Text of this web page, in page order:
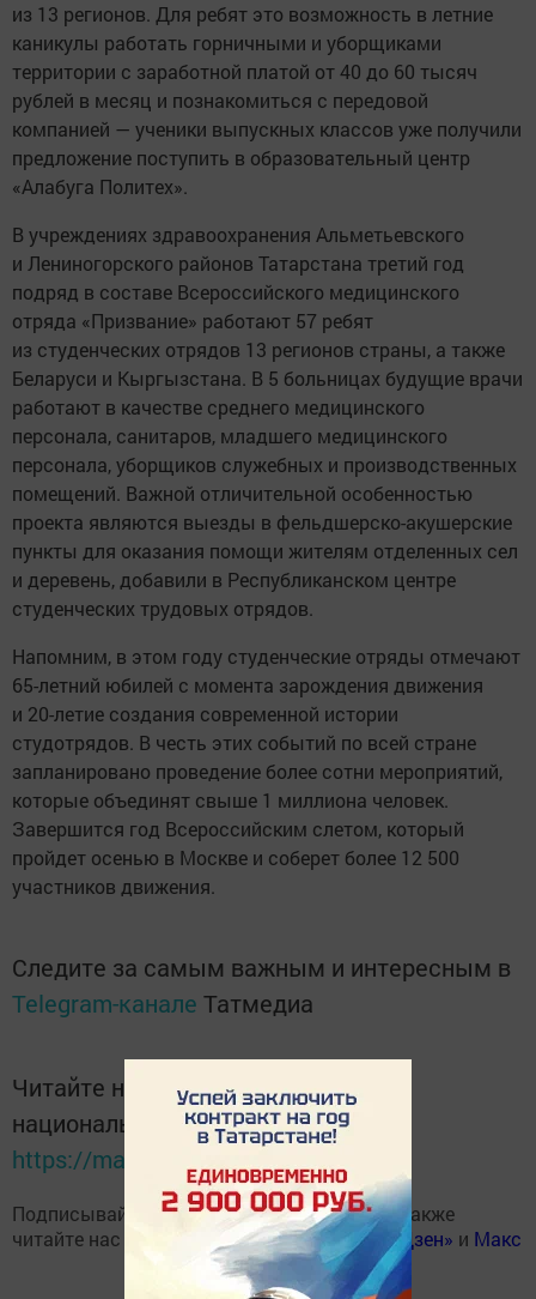
из 13 регионов. Для ребят это возможность в летние
каникулы работать горничными и уборщиками
территории с заработной платой от 40 до 60 тысяч
рублей в месяц и познакомиться с передовой
компанией — ученики выпускных классов уже получили
предложение поступить в образовательный центр
«Алабуга Политех».
В учреждениях здравоохранения Альметьевского
и Лениногорского районов Татарстана третий год
подряд в составе Всероссийского медицинского
отряда «Призвание» работают 57 ребят
из студенческих отрядов 13 регионов страны, а также
Беларуси и Кыргызстана. В 5 больницах будущие врачи
работают в качестве среднего медицинского
персонала, санитаров, младшего медицинского
персонала, уборщиков служебных и производственных
помещений. Важной отличительной особенностью
проекта являются выезды в фельдшерско-акушерские
пункты для оказания помощи жителям отделенных сел
и деревень, добавили в Республиканском центре
студенческих трудовых отрядов.
Напомним, в этом году студенческие отряды отмечают
65-летний юбилей с момента зарождения движения
и 20-летие создания современной истории
студотрядов. В честь этих событий по всей стране
запланировано проведение более сотни мероприятий,
которые объединят свыше 1 миллиона человек.
Завершится год Всероссийским слетом, который
пройдет осенью в Москве и соберет более 12 500
участников движения.
Следите за самым важным и интересным в
Telegram-канале Татмедиа
Читайте новости Татарстана в
национальном мессенджере MАХ:
https://max.ru/tatmedia
Подписывайтесь на нашTelegram-канал, а также
читайте нас
Одноклассниках «Дзен» и Макс